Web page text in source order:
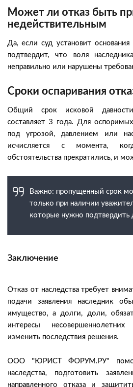
Может ли отказ быть
недействительным
Да, если суд установит основания
подтвердит, что воля
неправильно или нарушены
Сроки оспаривания
Общий срок исковой
составляет 3 года. Для
под угрозой, давлением или
исчисляется с момента,
обстоятельства прекратились, и
Важно: пропущенный срок
только при наличии
которые нужно подтвердить
Заключение
Отказ от наследства требует
подачи заявления наследник
имущество, а долги, доли,
интересы
изменить последствия решения.
ООО "ЮРИСТ ФОРУМ.РУ"
наследства, подготовить
направленного отказа и